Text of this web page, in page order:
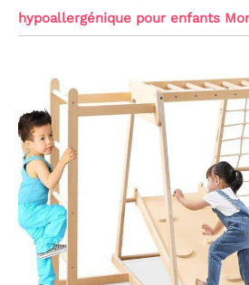
hypoallergénique pour enfants